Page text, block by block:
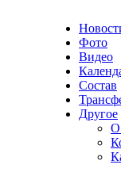
Фото
Видео
Состав
Другое
О